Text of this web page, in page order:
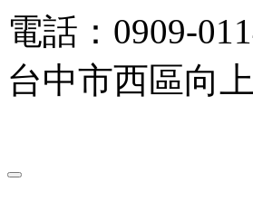
電話：0909-
台中市西區向